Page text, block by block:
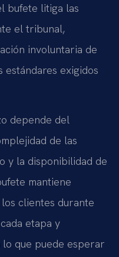
bufete litiga las
el tribunal,
involuntaria de
estándares exigidos
depende del
de las
y la disponibilidad de
mantiene
clientes durante
etapa y
que puede esperar